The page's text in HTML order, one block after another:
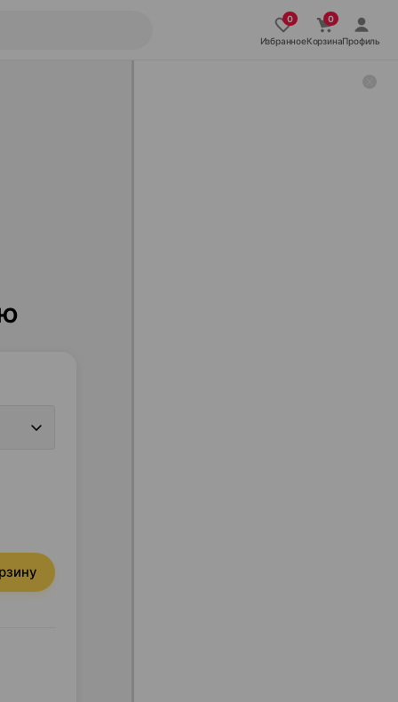
ИзбранноеКорзинаПрофиль